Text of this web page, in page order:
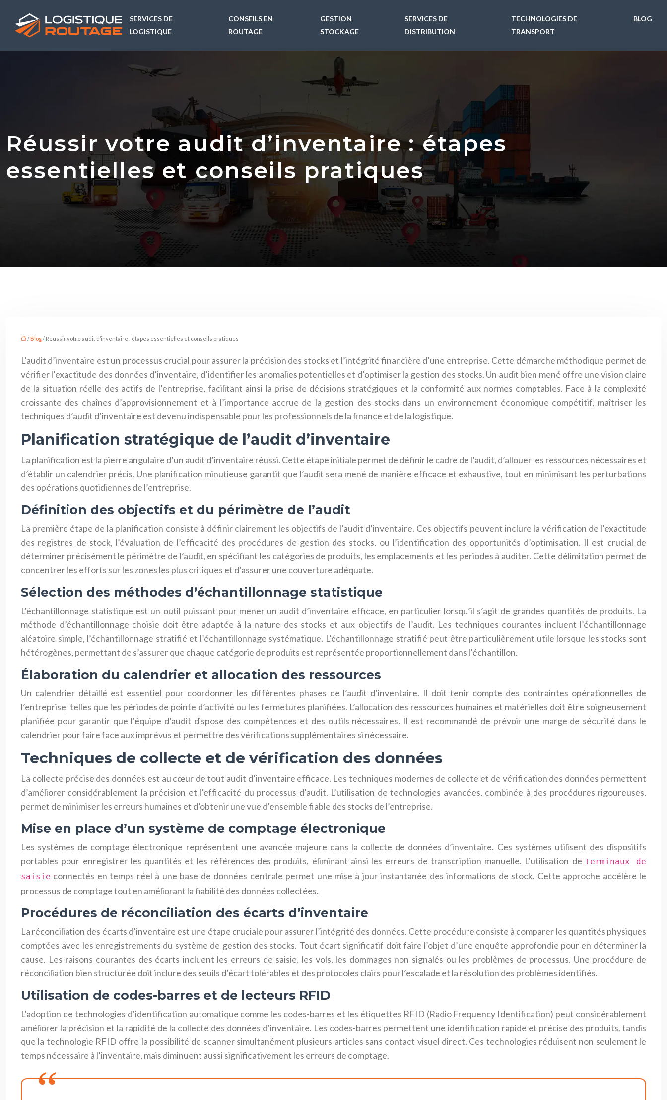
SERVICES DE
LOGISTIQUE
CONSEILS EN
ROUTAGE
GESTION
STOCKAGE
SERVICES DE
DISTRIBUTION
TECHNOLOGIES DE
TRANSPORT
BLOG
Réussir votre audit d’inventaire : étapes
essentielles et conseils pratiques
/ Blog/ Réussir votre audit d’inventaire : étapes essentielles et conseils pratiques
L’audit d’inventaire est un processus crucial pour assurer la précision des stocks et l’intégrité financière d’une entreprise. Cette démarche méthodique permet de
vérifier l’exactitude des données d’inventaire, d’identifier les anomalies potentielles et d’optimiser la gestion des stocks. Un audit bien mené offre une vision claire
de la situation réelle des actifs de l’entreprise, facilitant ainsi la prise de décisions stratégiques et la conformité aux normes comptables. Face à la complexité
croissante des chaînes d’approvisionnement et à l’importance accrue de la gestion des stocks dans un environnement économique compétitif, maîtriser les
techniques d’audit d’inventaire est devenu indispensable pour les professionnels de la finance et de la logistique.
Planification stratégique de l’audit d’inventaire
La planification est la pierre angulaire d’un audit d’inventaire réussi. Cette étape initiale permet de définir le cadre de l’audit, d’allouer les ressources nécessaires et
d’établir un calendrier précis. Une planification minutieuse garantit que l’audit sera mené de manière efficace et exhaustive, tout en minimisant les perturbations
des opérations quotidiennes de l’entreprise.
Définition des objectifs et du périmètre de l’audit
La première étape de la planification consiste à définir clairement les objectifs de l’audit d’inventaire. Ces objectifs peuvent inclure la vérification de l’exactitude
des registres de stock, l’évaluation de l’efficacité des procédures de gestion des stocks, ou l’identification des opportunités d’optimisation. Il est crucial de
déterminer précisément le périmètre de l’audit, en spécifiant les catégories de produits, les emplacements et les périodes à auditer. Cette délimitation permet de
concentrer les efforts sur les zones les plus critiques et d’assurer une couverture adéquate.
Sélection des méthodes d’échantillonnage statistique
L’échantillonnage statistique est un outil puissant pour mener un audit d’inventaire efficace, en particulier lorsqu’il s’agit de grandes quantités de produits. La
méthode d’échantillonnage choisie doit être adaptée à la nature des stocks et aux objectifs de l’audit. Les techniques courantes incluent l’échantillonnage
aléatoire simple, l’échantillonnage stratifié et l’échantillonnage systématique. L’échantillonnage stratifié peut être particulièrement utile lorsque les stocks sont
hétérogènes, permettant de s’assurer que chaque catégorie de produits est représentée proportionnellement dans l’échantillon.
Élaboration du calendrier et allocation des ressources
Un calendrier détaillé est essentiel pour coordonner les différentes phases de l’audit d’inventaire. Il doit tenir compte des contraintes opérationnelles de
l’entreprise, telles que les périodes de pointe d’activité ou les fermetures planifiées. L’allocation des ressources humaines et matérielles doit être soigneusement
planifiée pour garantir que l’équipe d’audit dispose des compétences et des outils nécessaires. Il est recommandé de prévoir une marge de sécurité dans le
calendrier pour faire face aux imprévus et permettre des vérifications supplémentaires si nécessaire.
Techniques de collecte et de vérification des données
La collecte précise des données est au cœur de tout audit d’inventaire efficace. Les techniques modernes de collecte et de vérification des données permettent
d’améliorer considérablement la précision et l’efficacité du processus d’audit. L’utilisation de technologies avancées, combinée à des procédures rigoureuses,
permet de minimiser les erreurs humaines et d’obtenir une vue d’ensemble fiable des stocks de l’entreprise.
Mise en place d’un système de comptage électronique
Les systèmes de comptage électronique représentent une avancée majeure dans la collecte de données d’inventaire. Ces systèmes utilisent des dispositifs
portables pour enregistrer les quantités et les références des produits, éliminant ainsi les erreurs de transcription manuelle. L’utilisation de terminaux de
saisie connectés en temps réel à une base de données centrale permet une mise à jour instantanée des informations de stock. Cette approche accélère le
processus de comptage tout en améliorant la fiabilité des données collectées.
Procédures de réconciliation des écarts d’inventaire
La réconciliation des écarts d’inventaire est une étape cruciale pour assurer l’intégrité des données. Cette procédure consiste à comparer les quantités physiques
comptées avec les enregistrements du système de gestion des stocks. Tout écart significatif doit faire l’objet d’une enquête approfondie pour en déterminer la
cause. Les raisons courantes des écarts incluent les erreurs de saisie, les vols, les dommages non signalés ou les problèmes de processus. Une procédure de
réconciliation bien structurée doit inclure des seuils d’écart tolérables et des protocoles clairs pour l’escalade et la résolution des problèmes identifiés.
Utilisation de codes-barres et de lecteurs RFID
L’adoption de technologies d’identification automatique comme les codes-barres et les étiquettes RFID (Radio Frequency Identification) peut considérablement
améliorer la précision et la rapidité de la collecte des données d’inventaire. Les codes-barres permettent une identification rapide et précise des produits, tandis
que la technologie RFID offre la possibilité de scanner simultanément plusieurs articles sans contact visuel direct. Ces technologies réduisent non seulement le
temps nécessaire à l’inventaire, mais diminuent aussi significativement les erreurs de comptage.